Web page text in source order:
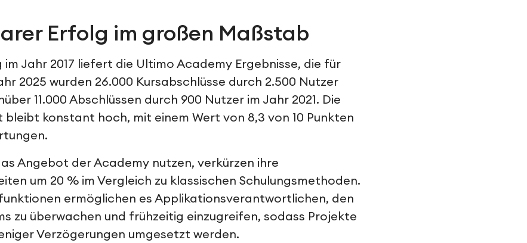
Erfolg im großen Maßstab
im Jahr 2017 liefert die Ultimo Academy Ergebnisse, die für
2025 wurden 26.000 Kursabschlüsse durch 2.500 Nutzer
11.000 Abschlüssen durch 900 Nutzer im Jahr 2021. Die
bleibt konstant hoch, mit einem Wert von 8,3 von 10 Punkten
Angebot der Academy nutzen, verkürzen ihre
um 20 % im Vergleich zu klassischen Schulungsmethoden.
ermöglichen es Applikationsverantwortlichen, den
zu überwachen und frühzeitig einzugreifen, sodass Projekte
Verzögerungen umgesetzt werden.